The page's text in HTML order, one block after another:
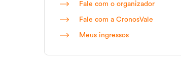
Fale com o organizador
Fale com a CronosVale
Meus ingressos